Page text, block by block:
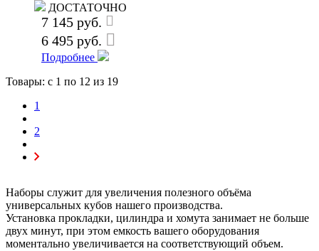
ДОСТАТОЧНО
7 145 руб.
6 495 руб.
Подробнее
Товары: с 1 по 12 из 19
1
2
Наборы служит для увеличения полезного объёма
универсальных кубов нашего производства.
Установка прокладки, цилиндра и хомута занимает не больше
двух минут, при этом емкость вашего оборудования
моментально увеличивается на соответствующий объем.